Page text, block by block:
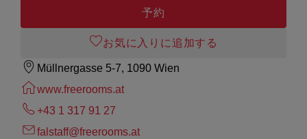
予約
お気に入りに追加する
Müllnergasse 5-7, 1090 Wien
www.freerooms.at
+43 1 317 91 27
falstaff@freerooms.at